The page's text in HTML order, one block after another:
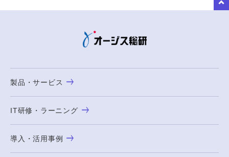
製品・サービス
IT研修・ラーニング
導入・活用事例